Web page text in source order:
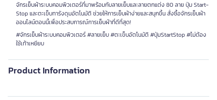
จักรเย็บผ้าระบบคอมพิวเตอร์ที่มาพร้อมกับลายเย็บและลายตกแต่ง 80 ลาย ปุ่ม Start-
Stop และตะเข็บทารังดุมอัตโนมัติ ช่วยให้การเย็บผ้าง่ายและสนุกขึ้น สั่งซื้อจักรเย็บผ้า
ออนไลน์ตอนนี้เพื่อประสบการณ์การเย็บผ้าที่ดีที่สุด!
#จักรเย็บผ้าระบบคอมพิวเตอร์ #ลายเย็บ #ตะเข็บอัตโนมัติ #ปุ่มStartStop #ไม่ต้อง
ใช้เท้าเหยียบ
Product Information